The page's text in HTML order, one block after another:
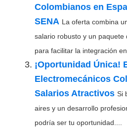
Colombianos en
SENA La oferta combina
salario robusto y un paquete
para facilitar la integración
¡Oportunidad Única!
Electromecánicos
Salarios Atractivos Si
aires y un desarrollo
podría ser tu oportunidad....